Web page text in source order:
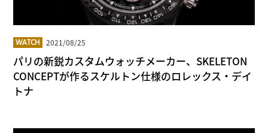
WATCH 2021/08/25
パリの新鋭カスタムウォッチメーカー、SKELETON
CONCEPTが作るスケルトン仕様のロレックス・デイ
トナ